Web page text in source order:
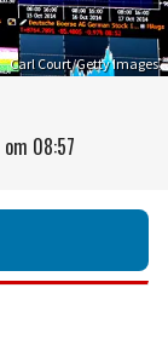
Carl Court/Getty Images
om 08:57